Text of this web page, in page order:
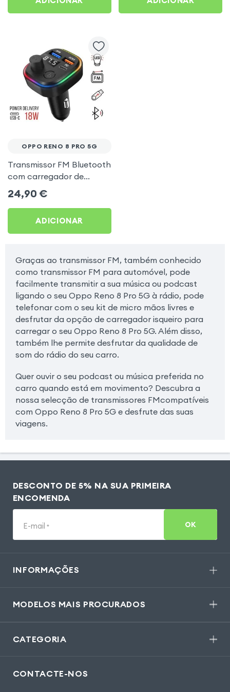
OPPO RENO 8 PRO 5G
Transmissor FM Bluetooth
com carregador de
isqueiro USB / USB-C, C2 -
Preto para Oppo Reno 8
Pro 5G
24,90 €
ADICIONAR
Graças ao transmissor FM, também conhecido
como transmissor FM para automóvel, pode
facilmente transmitir a sua música ou podcast
ligando o seu Oppo Reno 8 Pro 5G à rádio, pode
telefonar com o seu kit de micro mãos livres e
desfrutar da opção de carregador isqueiro para
carregar o seu Oppo Reno 8 Pro 5G. Além disso,
também lhe permite desfrutar da qualidade de
som do rádio do seu carro.
Quer ouvir o seu podcast ou música preferida no
carro quando está em movimento? Descubra a
nossa selecção de transmissores FMcompatíveis
com Oppo Reno 8 Pro 5G e desfrute das suas
viagens.
DESCONTO DE 5% NA SUA PRIMEIRA
ENCOMENDA
E-mail * OK
INFORMAÇÕES
MODELOS MAIS PROCURADOS
CATEGORIA
CONTACTE-NOS